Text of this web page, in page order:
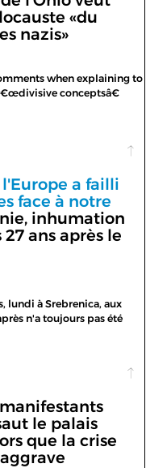
«du
nazis»
when explaining to
conceptsâ€
a failli
face à notre
inhumation
ans après le
lundi à Srebrenica, aux
n'a toujours pas été
le palais
que la crise